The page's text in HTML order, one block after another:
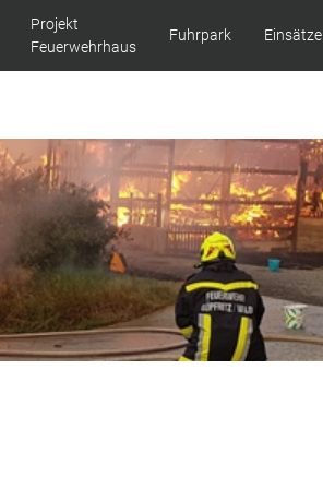
Projekt
Feuerwehrhaus
Fuhrpark Einsätze